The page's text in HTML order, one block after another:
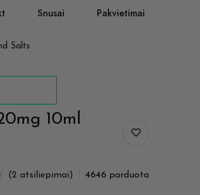
Snusai Pakvietimai
Salts
10ml
(2 atsiliepimai) 4646 parduota